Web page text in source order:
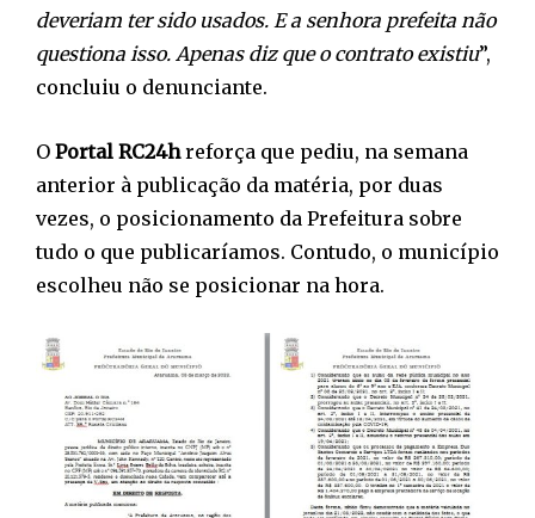
deveriam ter sido usados. E a senhora prefeita não
questiona isso. Apenas diz que o contrato existiu”,
concluiu o denunciante.
O Portal RC24hreforça que pediu, na semana
anterior à publicação da matéria, por duas
vezes, o posicionamento da Prefeitura sobre
tudo o que publicaríamos. Contudo, o município
escolheu não se posicionar na hora.